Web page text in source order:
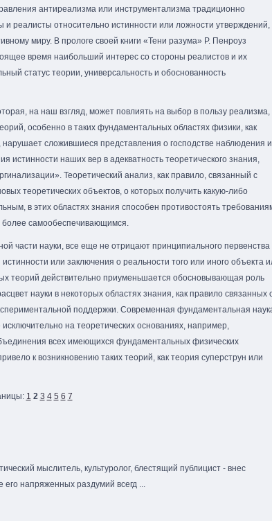
антиреализма или инструментализма традиционно
реалисты относительно истинности или ложности утверждений,
миру. В прологе своей книги «Тени разума» Р. Пенроуз
время наибольший интерес со стороны реалистов и их
статус теории, универсальность и обоснованность
на наш взгляд, может повлиять на выбор в пользу реализма,
особенно в таких фундаментальных областях физики, как
нарушает сложившиеся представления о господстве наблюдения и
истинности наших вер в адекватность теоретического знания,
Теоретический анализ, как правило, связанный с
теоретических объектов, о которых получить какую-либо
в этих областях знания способен противостоять
более самообеспечивающимся.
части науки, все еще не отрицают принципиального первенства
или заключения о реальности того или иного объекта
теорий действительно приуменьшается обосновывающая роль
науки в некоторых областях знания, как правило связанных
поддержки. Современная фундаментальная
на теоретических основаниях, например,
всех имеющихся фундаментальных физических
к возникновению таких теорий, как теория суперструн или
1 2 3 4 5 6 7
мыслитель, культуролог, блестящий публицист - внес
напряженных раздумий всегд ...